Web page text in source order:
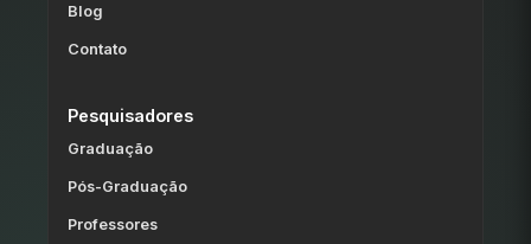
Blog
Contato
Pesquisadores
Graduação
Pós-Graduação
Professores